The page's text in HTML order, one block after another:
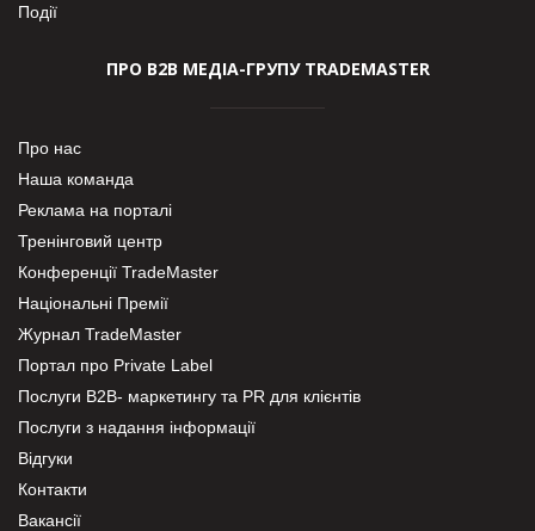
Події
ПРО В2В МЕДІА-ГРУПУ TRADEMASTER
Про нас
Наша команда
Реклама на порталі
Тренінговий центр
Конференції TradeMaster
Національні Премії
Журнал TradeMaster
Портал про Private Label
Послуги В2В- маркетингу та PR для клієнтів
Послуги з надання інформації
Відгуки
Контакти
Вакансії